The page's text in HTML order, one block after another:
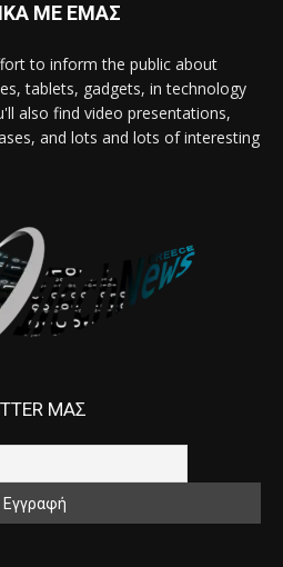
ΜΕ ΕΜΑΣ
to inform the public about
tablets, gadgets, in technology
also find video presentations,
and lots and lots of interesting
ΜΑΣ